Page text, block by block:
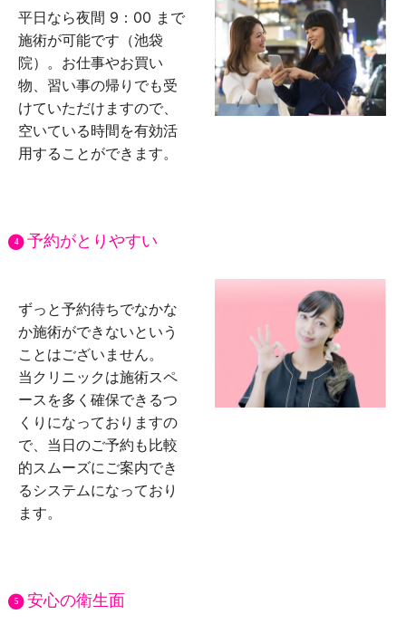
平日なら夜間 9：00 まで
施術が可能です（池袋
院）。お仕事やお買い
物、習い事の帰りでも受
けていただけますので、
空いている時間を有効活
用することができます。
4 予約がとりやすい
ずっと予約待ちでなかな
か施術ができないという
ことはございません。
当クリニックは施術スペ
ースを多く確保できるつ
くりになっておりますの
で、当日のご予約も比較
的スムーズにご案内でき
るシステムになっており
ます。
5 安心の衛生面